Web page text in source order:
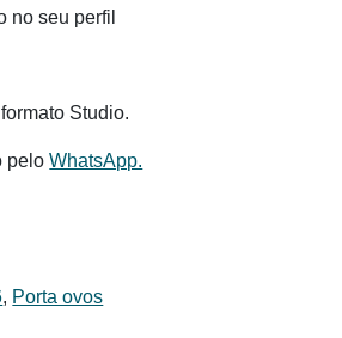
no seu perfil
Studio.
peloWhatsApp.
, Porta ovos